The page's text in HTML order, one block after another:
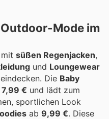
Mode im
süßen Regenjacken,
und Loungewear
Die Baby
7,99 € und lädt zum
sportlichen Look
ab 9,99 €. Diese